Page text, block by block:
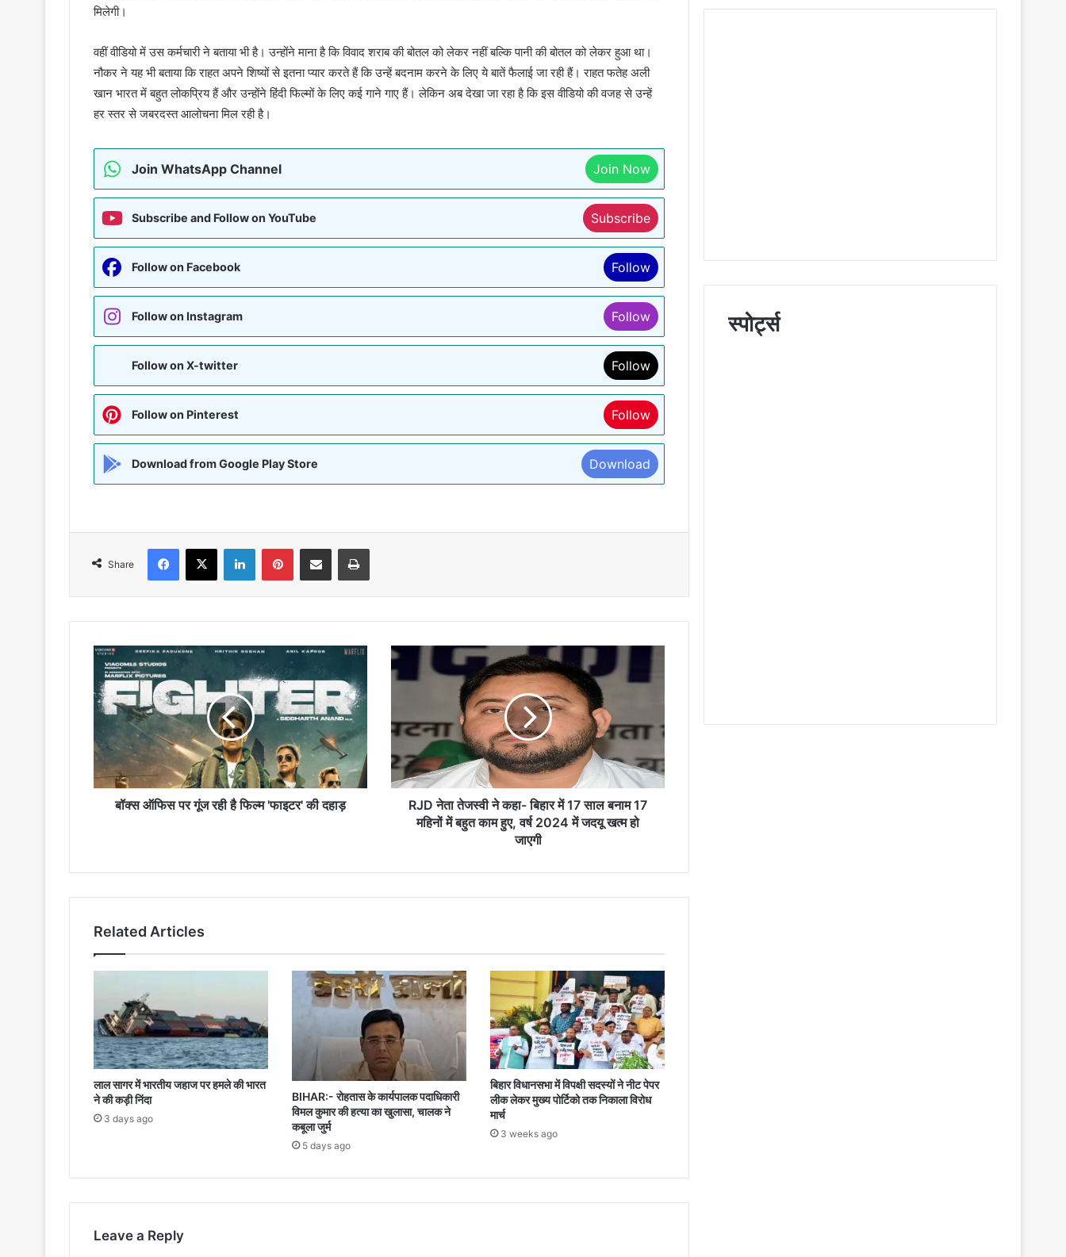
मिलेगी।
वहीं वीडियो में उस कर्मचारी ने बताया भी है। उन्होंने माना है कि विवाद शराब की बोतल को लेकर नहीं बल्कि पानी की बोतल को लेकर हुआ था।
नौकर ने यह भी बताया कि राहत अपने शिष्यों से इतना प्यार करते हैं कि उन्हें बदनाम करने के लिए ये बातें फैलाई जा रही हैं। राहत फतेह अली
खान भारत में बहुत लोकप्रिय हैं और उन्होंने हिंदी फिल्मों के लिए कई गाने गाए हैं। लेकिन अब देखा जा रहा है कि इस वीडियो की वजह से उन्हें
हर स्तर से जबरदस्त आलोचना मिल रही है।
Join WhatsApp Channel Join Now
Subscribe and Follow on YouTube Subscribe
Follow on Facebook Follow
Follow on Instagram Follow
Follow on X-twitter Follow
Follow on Pinterest Follow
Download from Google Play Store Download
Share
Facebook
X LinkedInPinterestShare via Email Print
बॉक्स
ऑफिस
पर
गूंज
फिल्म
'फाइटर'
की
बॉक्स ऑफिस पर गूंज रही है फिल्म 'फाइटर' की दहाड़
RJD
नेता
तेजस्वी
कहा-
बिहार
में
17
साल
बहुत
में
जदयू
खत्म
हो
जाएगी
RJD नेता तेजस्वी ने कहा- बिहार में 17 साल बनाम 17
महिनों में बहुत काम हुए, वर्ष 2024 में जदयू खत्म हो
जाएगी
Related Articles
लाल सागर में भारतीय जहाज पर हमले की भारत
ने की कड़ी निंदा
3 days ago
BIHAR:- रोहतास के कार्यपालक पदाधिकारी
विमल कुमार की हत्या का खुलासा, चालक ने
कबूला जुर्म
5 days ago
बिहार विधानसभा में विपक्षी सदस्यों ने नीट पेपर
लीक लेकर मुख्य पोर्टिको तक निकाला विरोध
मार्च
3 weeks ago
Leave a Reply
स्पोर्ट्स